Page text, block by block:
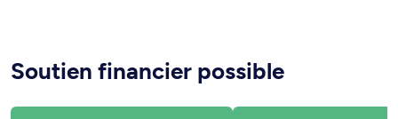
Soutien financier possible